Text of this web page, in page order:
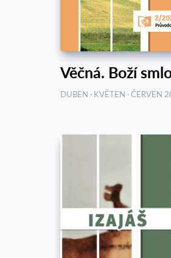
Věčná. Boží
DUBEN · KVĚTEN · ČERVEN